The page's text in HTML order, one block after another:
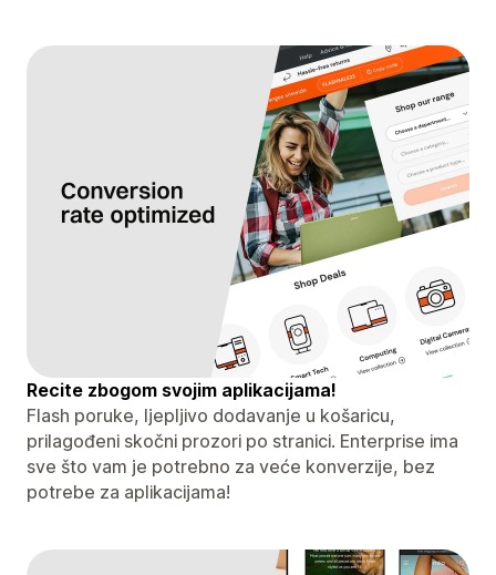
Recite zbogom svojim aplikacijama!
Flash poruke, ljepljivo dodavanje u košaricu,
prilagođeni skočni prozori po stranici. Enterprise ima
sve što vam je potrebno za veće konverzije, bez
potrebe za aplikacijama!